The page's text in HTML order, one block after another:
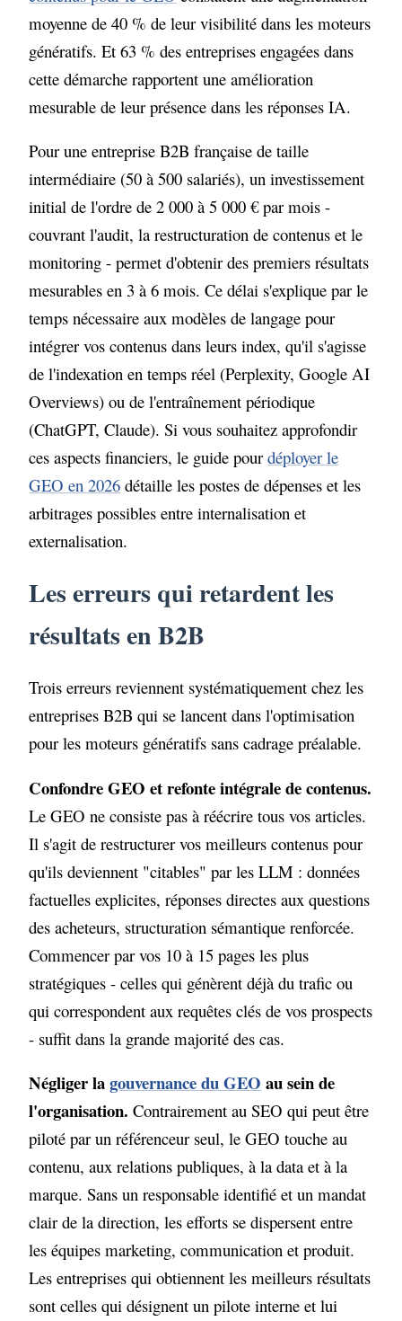
moyenne de 40 % de leur visibilité dans les moteurs
génératifs. Et 63 % des entreprises engagées dans
cette démarche rapportent une amélioration
mesurable de leur présence dans les réponses IA.
Pour une entreprise B2B française de taille
intermédiaire (50 à 500 salariés), un investissement
initial de l'ordre de 2 000 à 5 000 € par mois -
couvrant l'audit, la restructuration de contenus et le
monitoring - permet d'obtenir des premiers résultats
mesurables en 3 à 6 mois. Ce délai s'explique par le
temps nécessaire aux modèles de langage pour
intégrer vos contenus dans leurs index, qu'il s'agisse
de l'indexation en temps réel (Perplexity, Google AI
Overviews) ou de l'entraînement périodique
(ChatGPT, Claude). Si vous souhaitez approfondir
ces aspects financiers, le guide pourdéployer le
GEO en 2026 détaille les postes de dépenses et les
arbitrages possibles entre internalisation et
externalisation.
Les erreurs qui retardent les
résultats en B2B
Trois erreurs reviennent systématiquement chez les
entreprises B2B qui se lancent dans l'optimisation
pour les moteurs génératifs sans cadrage préalable.
Confondre GEO et refonte intégrale de contenus.
Le GEO ne consiste pas à réécrire tous vos articles.
Il s'agit de restructurer vos meilleurs contenus pour
qu'ils deviennent "citables" par les LLM : données
factuelles explicites, réponses directes aux questions
des acheteurs, structuration sémantique renforcée.
Commencer par vos 10 à 15 pages les plus
stratégiques - celles qui génèrent déjà du trafic ou
qui correspondent aux requêtes clés de vos prospects
- suffit dans la grande majorité des cas.
Négliger lagouvernance du GEO au sein de
l'organisation. Contrairement au SEO qui peut être
piloté par un référenceur seul, le GEO touche au
contenu, aux relations publiques, à la data et à la
marque. Sans un responsable identifié et un mandat
clair de la direction, les efforts se dispersent entre
les équipes marketing, communication et produit.
Les entreprises qui obtiennent les meilleurs résultats
sont celles qui désignent un pilote interne et lui